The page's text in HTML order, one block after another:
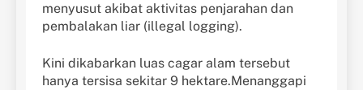
menyusut akibat aktivitas penjarahan dan
pembalakan liar (illegal logging).
Kini dikabarkan luas cagar alam tersebut
hanya tersisa sekitar 9 hektare.Menanggapi